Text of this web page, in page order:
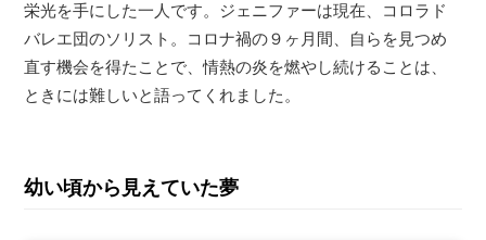
栄光を手にした一人です。ジェニファーは現在、コロラド
バレエ団のソリスト。コロナ禍の９ヶ月間、自らを見つめ
直す機会を得たことで、情熱の炎を燃やし続けることは、
ときには難しいと語ってくれました。
幼い頃から見えていた夢